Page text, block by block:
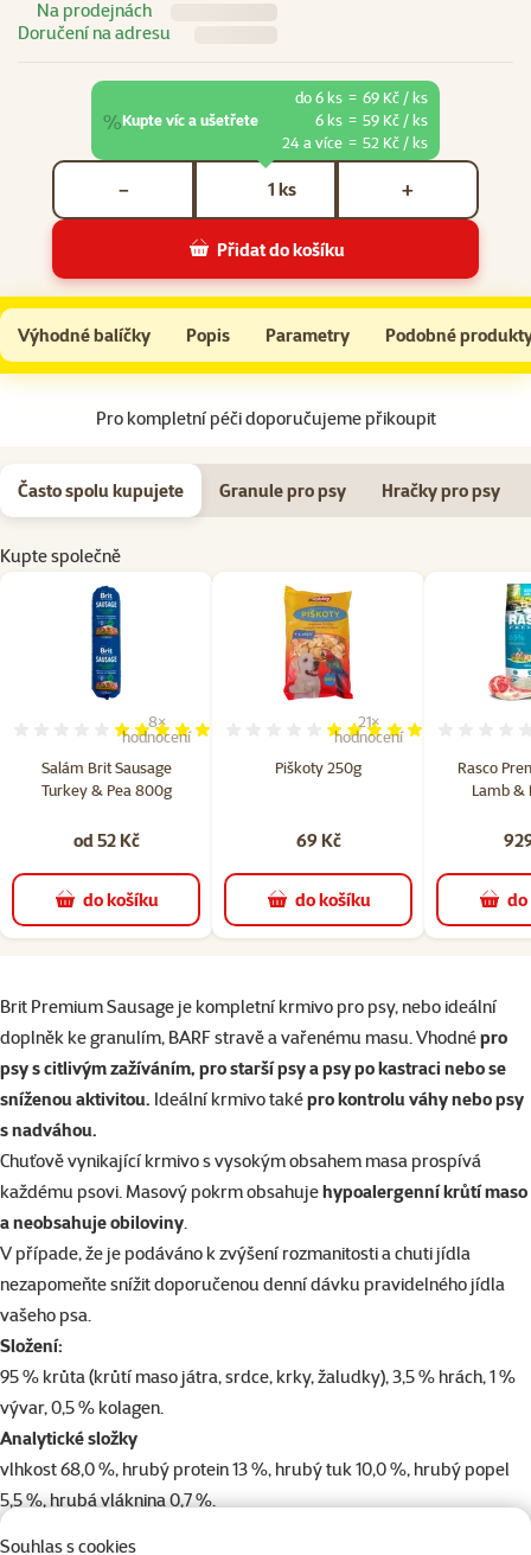
Souhlas s cookies
Na prodejnách
Doručení na adresu
ks
− +
%Kupte víc a ušetřete
do 6 ks = 69 Kč / ks
6 ks = 59 Kč / ks
24 a více = 52 Kč / ks
Přidat do košíku
Salám Brit Sausage Turkey & Pea 800g
Do košíku
Výhodné balíčky Popis Parametry Podobné
Na začátek stránky
Pro kompletní péči doporučujeme přikoupit
Často spolu kupujete Granule pro psy Hračky pro psy
Kupte společně
Salám Brit Sausage
Turkey & Pea 800g
Hodnocení 98%, počet hodnocení: 8
8×
hodnocení
od 52 Kč
do košíku
Piškoty 250g
Hodnocení 99%, počet
21×
hodnocení
69 Kč
do košíku
Rasco
Lamb &
superzoo.product.detail.content
Brit Premium Sausage je kompletní krmivo pro psy, nebo ideální
doplněk ke granulím, BARF stravě a vařenému masu. Vhodnépro
psy s citlivým zažíváním, pro starší psy a psy po kastraci nebo se
sníženou aktivitou. Ideální krmivo taképro kontrolu váhy nebo psy
s nadváhou.
Chuťově vynikající krmivo s vysokým obsahem masa prospívá
každému psovi. Masový pokrm obsahujehypoalergenní krůtí maso
a neobsahuje obiloviny.
V případe, že je podáváno k zvýšení rozmanitosti a chuti jídla
nezapomeňte snížit doporučenou denní dávku pravidelného jídla
vašeho psa.
Složení:
95 % krůta (krůtí maso játra, srdce, krky, žaludky), 3,5 % hrách, 1 %
vývar, 0,5 % kolagen.
Analytické složky
vlhkost 68,0 %, hrubý protein 13 %, hrubý tuk 10,0 %, hrubý popel
5,5 %, hrubá vláknina 0,7 %.